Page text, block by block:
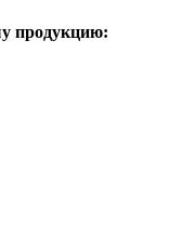
продукцию: